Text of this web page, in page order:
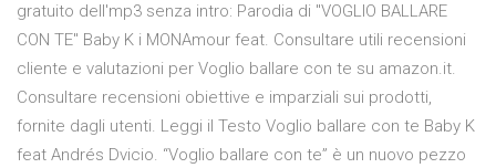
gratuito dell'mp3 senza intro: Parodia di "VOGLIO BALLARE
CON TE" Baby K i MONAmour feat. Consultare utili recensioni
cliente e valutazioni per Voglio ballare con te su amazon.it.
Consultare recensioni obiettive e imparziali sui prodotti,
fornite dagli utenti. Leggi il Testo Voglio ballare con te Baby K
feat Andrés Dvicio. “Voglio ballare con te” è un nuovo pezzo